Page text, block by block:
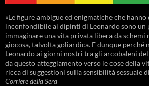
«Le figure ambigue ed enigmatiche che
inconfondibile ai dipinti di Leonardo sono un
immaginare una vita privata libera da schemi
giocosa, talvolta goliardica. E dunque perché
Leonardo ai giorni nostri tra gli arcobaleni
da questo atteggiamento verso le cose della
ricca di suggestioni sulla sensibilità sessuale
Corriere della Sera